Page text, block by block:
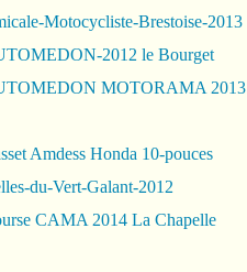
Motocycliste-Brestoise-2013
2012 le Bourget
MOTORAMA 2013
Amdess Honda 10-pouces
du-Vert-Galant-2012
CAMA 2014 La Chapelle